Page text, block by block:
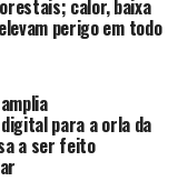
calor, baixa
perigo em todo
para a orla da
a ser feito